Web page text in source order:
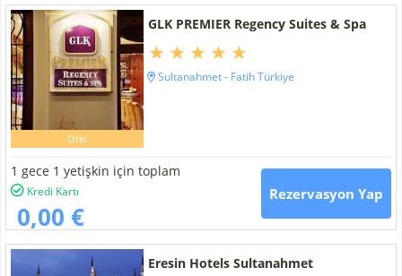
Otel
GLK PREMIER Regency Suites & Spa
Sultanahmet - Fatih Türkiye
1 gece 1 yetişkin için toplam
Kredi Kartı
0,00 €
Rezervasyon Yap
Eresin Hotels Sultanahmet